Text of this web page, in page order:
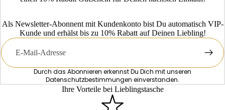
Als Newsletter-Abonnent mit Kundenkonto bist Du automatisch VIP-
Kunde und erhälst bis zu 10% Rabatt auf Deinen Liebling!
E-
Mail
Durch das Abonnieren erkennst Du Dich mit unseren
Datenschutzbestimmungen einverstanden.
Ihre Vorteile bei Lieblingstasche